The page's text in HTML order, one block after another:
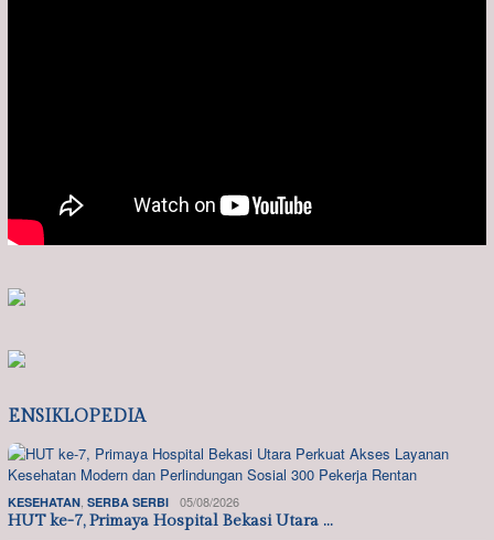
ENSIKLOPEDIA
KESEHATAN SERBA SERBI 05/08/2026
HUT ke-7, Primaya Hospital Bekasi Utara …